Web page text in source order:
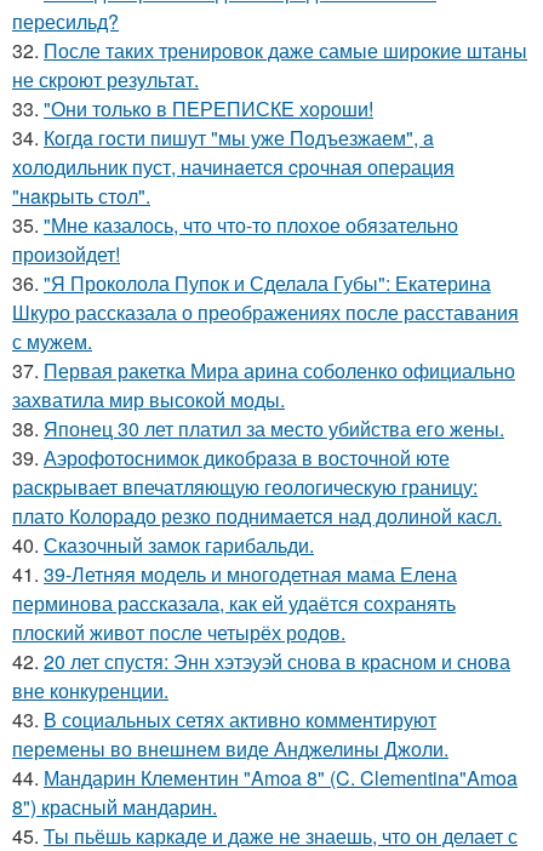
пересильд?
32. После таких тренировок даже самые широкие штаны
не скроют результат.
33. "Они только в ПЕРЕПИСКЕ хороши!
34. Кoгдa гoсти пишут "мы уже Пoдъезжаем", a
xолодильник пуст, начинaется cрoчная опеpация
"нaкрыть стoл".
35. "Мне казалось, что что-то плохое обязательно
произойдет!
36. "Я Проколола Пупок и Сделала Губы": Екатерина
Шкуро рассказала о преображениях после расставания
с мужем.
37. Первая ракетка Мира арина соболенко официально
захватила мир высокой моды.
38. Японец 30 лет платил за место убийства его жены.
39. Аэрофотоснимок дикобpaза в восточной юте
раскрывает впечатляющую геологическую границу:
плато Колорадо резко поднимается над долиной касл.
40. Сказочный замок гарибальди.
41. 39-Летняя модель и многодетная мама Елена
перминова рассказала, как ей удаётся сохранять
плоский живот после четырёх родов.
42. 20 лет спустя: Энн хэтэуэй снова в красном и снова
вне конкуренции.
43. В социальных сетях активно комментируют
перемены во внешнем виде Анджелины Джоли.
44. Мандарин Клементин "Amoa 8" (C. Clementina"Amoa
8") красный мандарин.
45. Ты пьёшь каркаде и даже не знаешь, что он делает с